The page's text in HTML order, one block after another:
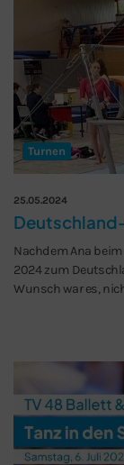
Turnen
25.05.2024
Nachdem Ana
2024 zum
Wunsch war es,